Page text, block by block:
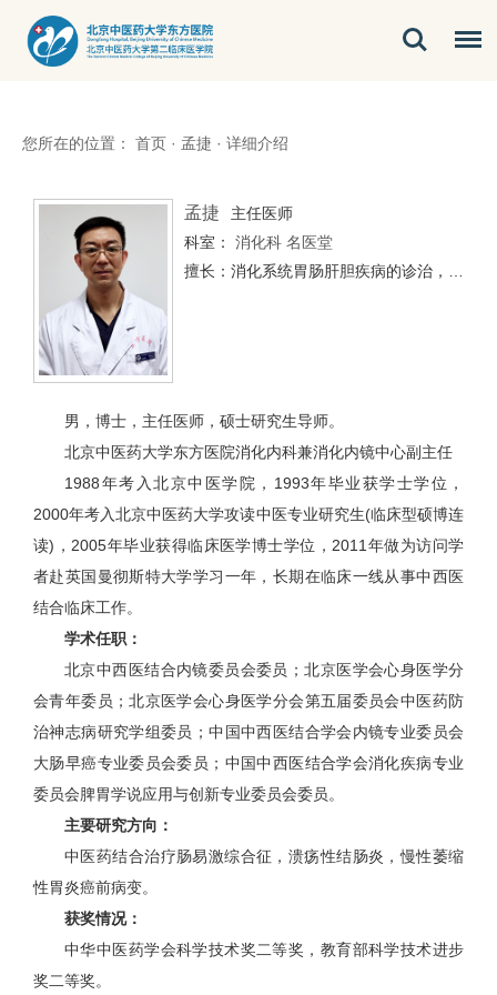
您所在的位置： 首页 · 孟捷 · 详细介绍
孟捷
主任医师
科室： 消化科 名医堂
男，博士，主任医师，硕士研究生导师。
北京中医药大学东方医院消化内科兼消化内镜中心副主任
1988年考入北京中医学院，1993年毕业获学士学位，
2000年考入北京中医药大学攻读中医专业研究生(临床型硕博连
读)，2005年毕业获得临床医学博士学位，2011年做为访问学
者赴英国曼彻斯特大学学习一年，长期在临床一线从事中西医
结合临床工作。
学术任职：
北京中西医结合内镜委员会委员；北京医学会心身医学分
会青年委员；北京医学会心身医学分会第五届委员会中医药防
治神志病研究学组委员；中国中西医结合学会内镜专业委员会
大肠早癌专业委员会委员；中国中西医结合学会消化疾病专业
委员会脾胃学说应用与创新专业委员会委员。
主要研究方向：
中医药结合治疗肠易激综合征，溃疡性结肠炎，慢性萎缩
性胃炎癌前病变。
获奖情况：
中华中医药学会科学技术奖二等奖，教育部科学技术进步
奖二等奖。